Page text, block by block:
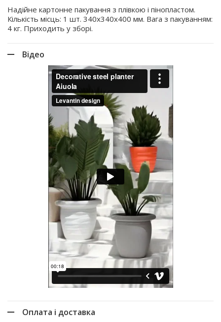
Надійне картонне пакування з плівкою і пінопластом.
Кількість місць: 1 шт. 340x340x400 мм. Вага з пакуванням:
4 кг. Приходить у зборі.
Відео
Оплата і доставка